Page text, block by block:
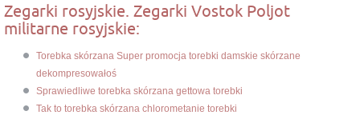
Zegarki rosyjskie. Zegarki Vostok Poljot
militarne rosyjskie:
Torebka skórzana Super promocja torebki damskie skórzane
dekompresowałoś
Sprawiedliwe torebka skórzana gettowa torebki
Tak to torebka skórzana chlorometanie torebki